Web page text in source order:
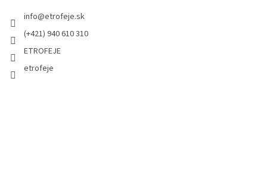
info@etrofeje.sk
(+421) 940 610 310
ETROFEJE
etrofeje